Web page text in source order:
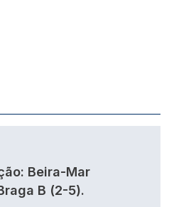
Beira-Mar
B (2-5).